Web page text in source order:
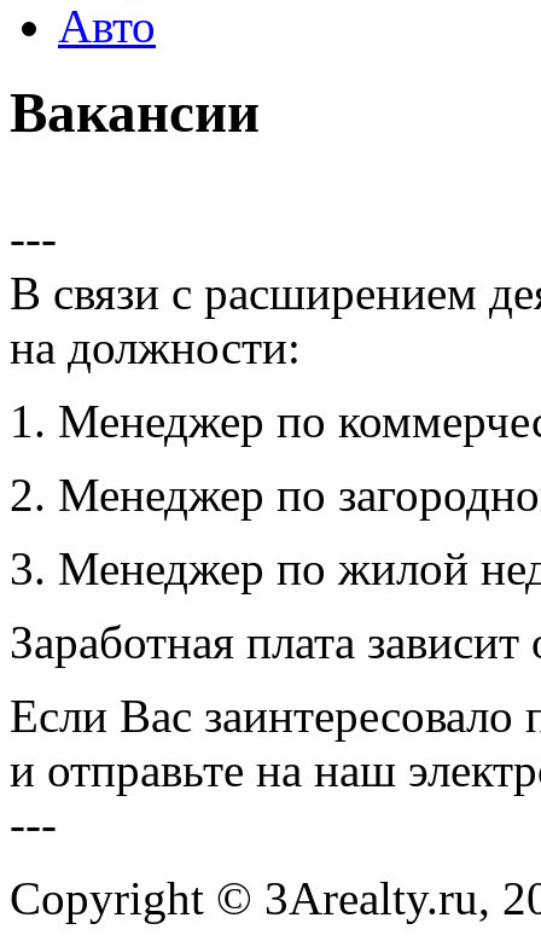
Авто
Вакансии
---
В связи с расширением
на должности:
1. Менеджер по
2. Менеджер по
3. Менеджер по жилой
Заработная плата
Если Вас
и отправьте на наш
---
Copyright © 3Arealty.ru,